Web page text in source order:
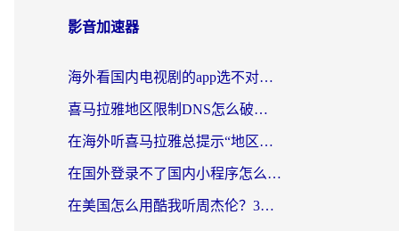
影音加速器
海外看国内电视剧的app选不对？这份回国加速器避坑指南帮你流畅追剧
喜马拉雅地区限制DNS怎么破？海外党听国内音乐听书的终极解决方案
在海外听喜马拉雅总提示“地区限制”？3步轻松解除+听国内音乐全攻略
在国外登录不了国内小程序怎么办？选对回国加速器，轻松解锁国内资源
在美国怎么用酷我听周杰伦？3步搞定海外听歌难题